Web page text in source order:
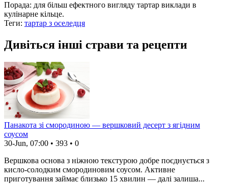
Порада: для більш ефектного вигляду тартар виклади в
кулінарне кільце.
Теги: тартар з оселедця
Дивіться інші страви та рецепти
Панакота зі смородиною — вершковий десерт з ягідним
соусом
30-Jun, 07:00 • 393 • 0
Вершкова основа з ніжною текстурою добре поєднується з
кисло-солодким смородиновим соусом. Активне
приготування займає близько 15 хвилин — далі залиша...